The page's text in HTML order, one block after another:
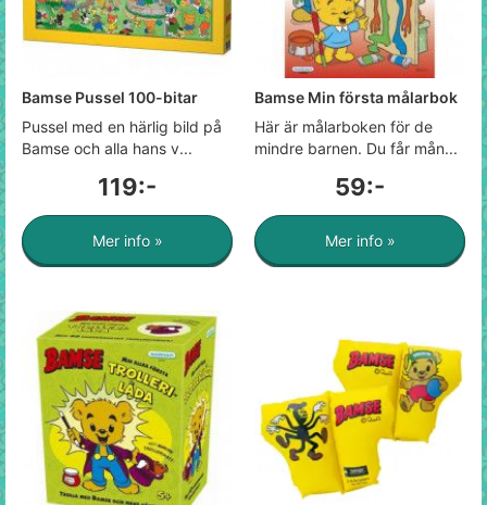
Bamse Pussel 100-bitar
Pussel med en härlig bild på
Bamse och alla hans v...
119:-
Mer info »
Bamse Min första målarbok
Här är målarboken för de
mindre barnen. Du får mån...
59:-
Mer info »